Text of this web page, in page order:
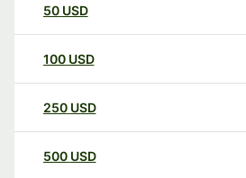
50 USD
100 USD
250 USD
500 USD